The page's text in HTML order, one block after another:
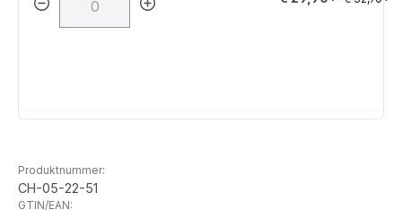
Produktnummer:
CH-05-22-51
GTIN/EAN: